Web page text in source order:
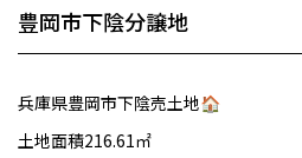
豊岡市下陰分譲地
兵庫県豊岡市下陰売土地🏠
土地面積216.61㎡